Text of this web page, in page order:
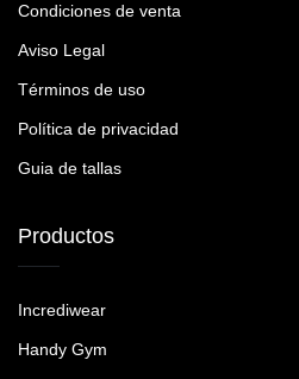
Condiciones de venta
Aviso Legal
Términos de uso
Política de privacidad
Guia de tallas
Productos
Incrediwear
Handy Gym